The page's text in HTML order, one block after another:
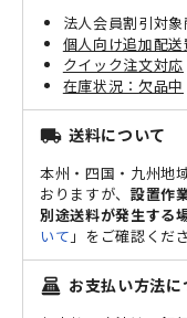
法人会員割引対
個人向け追加配
クイック注文対応
欠品中
local_shipping 送料について
本州・四国・九州地
おりますが、 設置作
別途送料が発生する
いて 」をご確認くだ
point_of_sale お支払い方法に